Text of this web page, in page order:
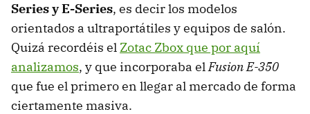
Series y E-Series, es decir los modelos
orientados a ultraportátiles y equipos de salón.
Quizá recordéis el Zotac Zbox que por aquí
analizamos, y que incorporaba elFusion E-350
que fue el primero en llegar al mercado de forma
ciertamente masiva.